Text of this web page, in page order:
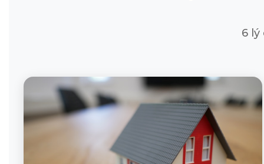
6